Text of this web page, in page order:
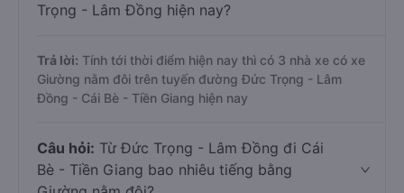
Trọng - Lâm Đồng hiện nay?
Trả lời: Tính tới thời điểm hiện nay thì có 3 nhà xe có xe
Giường nằm đôi trên tuyến đường Đức Trọng - Lâm
Đồng - Cái Bè - Tiền Giang hiện nay
Câu hỏi: Từ Đức Trọng - Lâm Đồng đi Cái
Bè - Tiền Giang bao nhiêu tiếng bằng